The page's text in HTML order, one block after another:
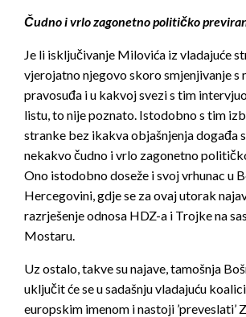
Čudno i vrlo zagonetno političko
Je li isključivanje Milovića iz vladajuće
vjerojatno njegovo skoro smjenjivanje s
pravosuđa i u kakvoj svezi s tim
listu, to nije poznato. Istodobno s tim
stranke bez ikakva objašnjenja događa
nekakvo čudno i vrlo zagonetno
Ono istodobno doseže i svoj vrhunac u
Hercegovini, gdje se za ovaj utorak
razrješenje odnosa HDZ-a i Trojke na
Mostaru.
Uz ostalo, takve su najave, tamošnja
uključit će se u sadašnju vladajuću
europskim imenom i nastoji ’preveslati’